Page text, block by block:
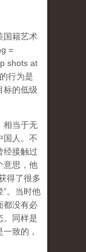
国籍艺术
=
shots at
行为是
标的低级
相当于无
国人。不
经接触过
意思，他
得了很多
”。当时他
都没有必
。同样是
致的，